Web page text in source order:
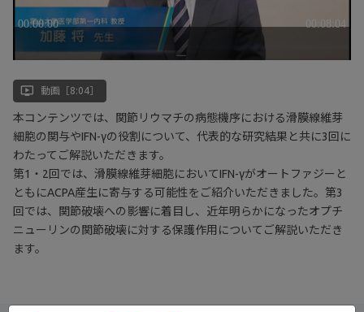
ondemand_video 動画［8:04］
本コンテンツでは、関節リウマチの病態機序における滑膜線維芽
細胞の関与やIFN-γの役割について、代表的な研究結果と共に3回に
わたってご解説いただきます。
第1・2回では、滑膜線維芽細胞においてIFN-γがオートファジーと
ともにACPA産生に寄与する可能性をご紹介いただきました。第3
回では、関節破壊への影響に着目し、近年明らかになったオプチ
ニューリンの関節破壊に対する保護作用についてご解説いただき
ます。